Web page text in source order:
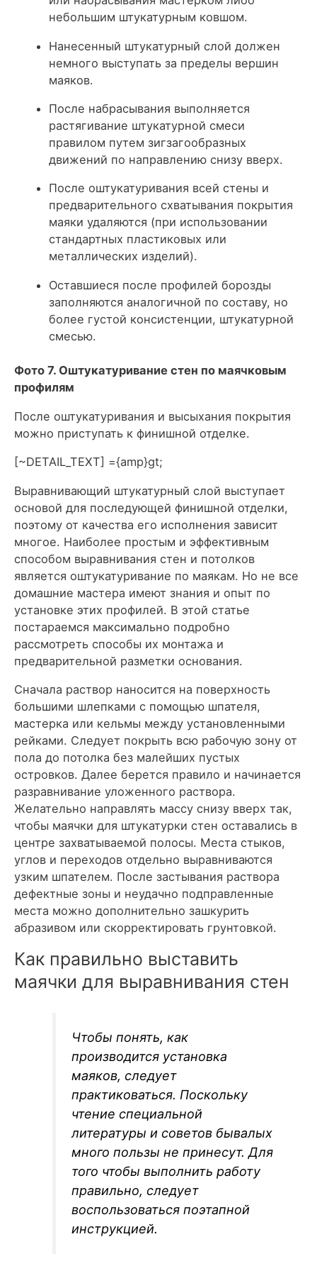
небольшим штукатурным ковшом.
Нанесенный штукатурный слой должен
немного выступать за пределы вершин
маяков.
После набрасывания выполняется
растягивание штукатурной смеси
правилом путем зигзагообразных
движений по направлению снизу вверх.
После оштукатуривания всей стены и
предварительного схватывания покрытия
маяки удаляются (при использовании
стандартных пластиковых или
металлических изделий).
Оставшиеся после профилей борозды
заполняются аналогичной по составу, но
более густой консистенции, штукатурной
смесью.
Фото 7. Оштукатуривание стен по маячковым
профилям
После оштукатуривания и высыхания покрытия
можно приступать к финишной отделке.
[~DETAIL_TEXT] ={amp}gt;
Выравнивающий штукатурный слой выступает
основой для последующей финишной отделки,
поэтому от качества его исполнения зависит
многое. Наиболее простым и эффективным
способом выравнивания стен и потолков
является оштукатуривание по маякам. Но не все
домашние мастера имеют знания и опыт по
установке этих профилей. В этой статье
постараемся максимально подробно
рассмотреть способы их монтажа и
предварительной разметки основания.
Сначала раствор наносится на поверхность
большими шлепками с помощью шпателя,
мастерка или кельмы между установленными
рейками. Следует покрыть всю рабочую зону от
пола до потолка без малейших пустых
островков. Далее берется правило и начинается
разравнивание уложенного раствора.
Желательно направлять массу снизу вверх так,
чтобы маячки для штукатурки стен оставались в
центре захватываемой полосы. Места стыков,
углов и переходов отдельно выравниваются
узким шпателем. После застывания раствора
дефектные зоны и неудачно подправленные
места можно дополнительно зашкурить
абразивом или скорректировать грунтовкой.
Как правильно выставить
маячки для выравнивания стен
Чтобы понять, как
производится установка
маяков, следует
практиковаться. Поскольку
чтение специальной
литературы и советов бывалых
много пользы не принесут. Для
того чтобы выполнить работу
правильно, следует
воспользоваться поэтапной
инструкцией.